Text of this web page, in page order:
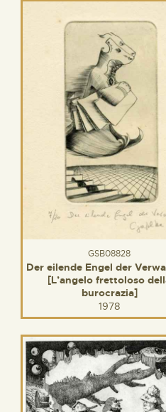
GSB08828
Der eilende Engel der
[L’angelo frettoloso
burocrazia]
1978